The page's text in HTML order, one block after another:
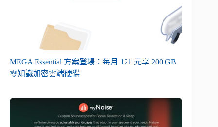
MEGA Essential 方案登場：每月 121 元享 200 GB
零知識加密雲端硬碟